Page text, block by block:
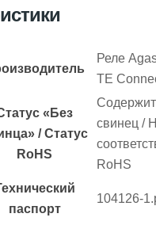
Реле
TE
«Без
/ Статус
RoHS
Содержит
свинец /
RoHS
паспорт
104126-